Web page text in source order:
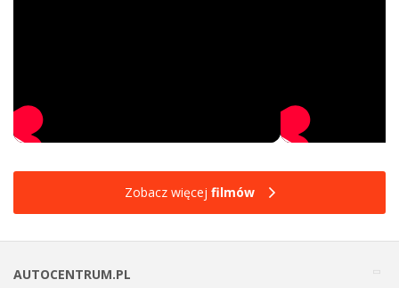
Zobacz więcej filmów
AUTOCENTRUM.PL